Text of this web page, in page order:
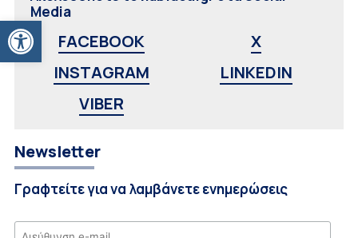
Ανοίξτε τη γραμμή εργαλείων
Media
FACEBOOK
X
INSTAGRAM
LINKEDIN
VIBER
Newsletter
Γραφτείτε για να λαμβάνετε ενημερώσεις